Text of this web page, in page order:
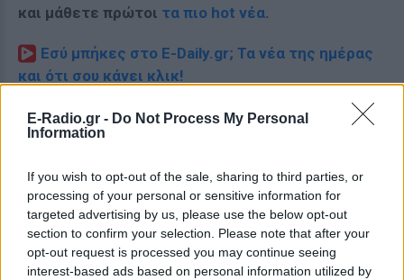
E-Radio.gr - Do Not Process My Personal
Information
If you wish to opt-out of the sale, sharing to third parties, or
processing of your personal or sensitive information for
targeted advertising by us, please use the below opt-out
section to confirm your selection. Please note that after your
opt-out request is processed you may continue seeing
interest-based ads based on personal information utilized by
και μάθετε πρώτοι τα πιο hot νέα.
Εσύ μπήκες στο E-Daily.gr; Τα νέα της ημέρας
και ότι σου κάνει κλικ!
Ακολουθήστε το E-Radio.gr και στο Instagram